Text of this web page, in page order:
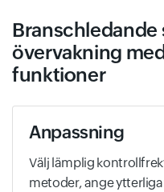
Branschledande
övervakning
funktioner
Anpassning
Välj lämplig
metoder, ange